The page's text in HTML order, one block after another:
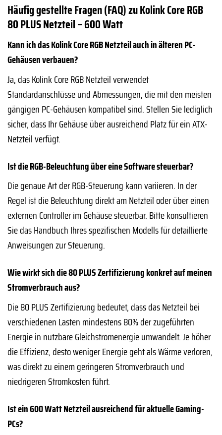
Häufig gestellte Fragen (FAQ) zu Kolink Core RGB
80 PLUS Netzteil – 600 Watt
Kann ich das Kolink Core RGB Netzteil auch in älteren PC-
Gehäusen verbauen?
Ja, das Kolink Core RGB Netzteil verwendet
Standardanschlüsse und Abmessungen, die mit den meisten
gängigen PC-Gehäusen kompatibel sind. Stellen Sie lediglich
sicher, dass Ihr Gehäuse über ausreichend Platz für ein ATX-
Netzteil verfügt.
Ist die RGB-Beleuchtung über eine Software steuerbar?
Die genaue Art der RGB-Steuerung kann variieren. In der
Regel ist die Beleuchtung direkt am Netzteil oder über einen
externen Controller im Gehäuse steuerbar. Bitte konsultieren
Sie das Handbuch Ihres spezifischen Modells für detaillierte
Anweisungen zur Steuerung.
Wie wirkt sich die 80 PLUS Zertifizierung konkret auf meinen
Stromverbrauch aus?
Die 80 PLUS Zertifizierung bedeutet, dass das Netzteil bei
verschiedenen Lasten mindestens 80% der zugeführten
Energie in nutzbare Gleichstromenergie umwandelt. Je höher
die Effizienz, desto weniger Energie geht als Wärme verloren,
was direkt zu einem geringeren Stromverbrauch und
niedrigeren Stromkosten führt.
Ist ein 600 Watt Netzteil ausreichend für aktuelle Gaming-
PCs?